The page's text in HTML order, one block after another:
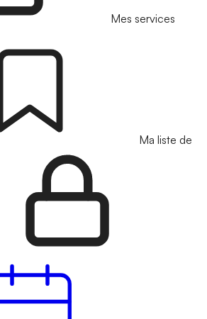
Mes services
Ma liste de